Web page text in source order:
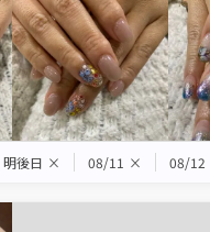
明後日 × 08/11 × 08/12